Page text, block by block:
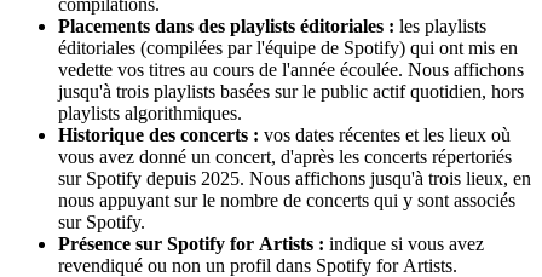
Placements dans des playlists éditoriales : les playlists
éditoriales (compilées par l'équipe de Spotify) qui ont mis en
vedette vos titres au cours de l'année écoulée. Nous affichons
jusqu'à trois playlists basées sur le public actif quotidien, hors
playlists algorithmiques.
Historique des concerts : vos dates récentes et les lieux où
vous avez donné un concert, d'après les concerts répertoriés
sur Spotify depuis 2025. Nous affichons jusqu'à trois lieux, en
nous appuyant sur le nombre de concerts qui y sont associés
sur Spotify.
Présence sur Spotify for Artists : indique si vous avez
revendiqué ou non un profil dans Spotify for Artists.